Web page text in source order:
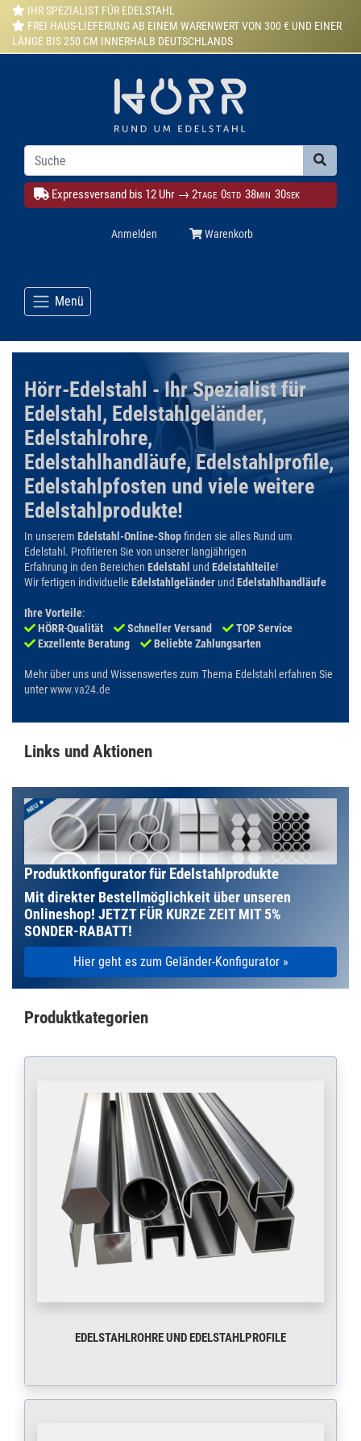
IHR SPEZIALIST FÜR EDELSTAHL
FREI HAUS-LIEFERUNG AB EINEM WARENWERT VON 300 € UND EINER
LÄNGE BIS 250 CM INNERHALB DEUTSCHLANDS
Expressversand bis 12 Uhr → 2TAGE 0STD 38MIN 29SEK
Anmelden Warenkorb
Menü
Hörr-Edelstahl - Ihr Spezialist für
Edelstahl, Edelstahlgeländer,
Edelstahlrohre,
Edelstahlhandläufe, Edelstahlprofile,
Edelstahlpfosten und viele weitere
Edelstahlprodukte!
In unserem Edelstahl-Online-Shopfinden sie alles Rund um
Edelstahl. Profitieren Sie von unserer langjährigen
Erfahrung in den Bereichen Edelstahl und Edelstahlteile!
Wir fertigen individuelle Edelstahlgeländerund Edelstahlhandläufe
Ihre Vorteile:
HÖRR-Qualität Schneller Versand
TOP Service
Exzellente Beratung
Beliebte Zahlungsarten
Mehr über uns und Wissenswertes zum Thema Edelstahl erfahren Sie
unterwww.va24.de
Links und Aktionen
Produktkonfigurator für Edelstahlprodukte
Mit direkter Bestellmöglichkeit über unseren
Onlineshop! JETZT FÜR KURZE ZEIT MIT 5%
SONDER-RABATT!
Hier geht es zum Geländer-Konfigurator »
Produktkategorien
EDELSTAHLROHRE UND EDELSTAHLPROFILE